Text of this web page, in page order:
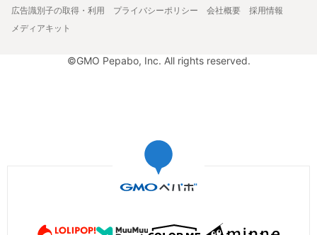
広告識別子の取得・利用
プライバシーポリシー 会社概要
採用情報
メディアキット
©GMO Pepabo, Inc. All rights reserved.